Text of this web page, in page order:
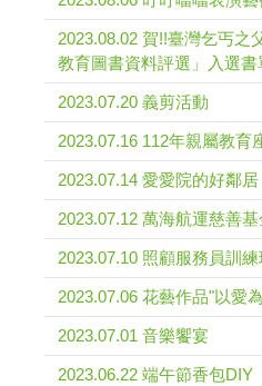
2023.08.02 賀!!臺灣乞丐之
教育圖書資料評選」入選書
2023.07.20 義剪活動
2023.07.16 112年親屬教
2023.07.14 愛愛院的好鄰居
2023.07.12 萬海航運慈善
2023.07.10 照顧服務員訓練
2023.07.06 花藝作品"以愛
2023.07.01 音樂饗宴
2023.06.22 端午節香包DIY